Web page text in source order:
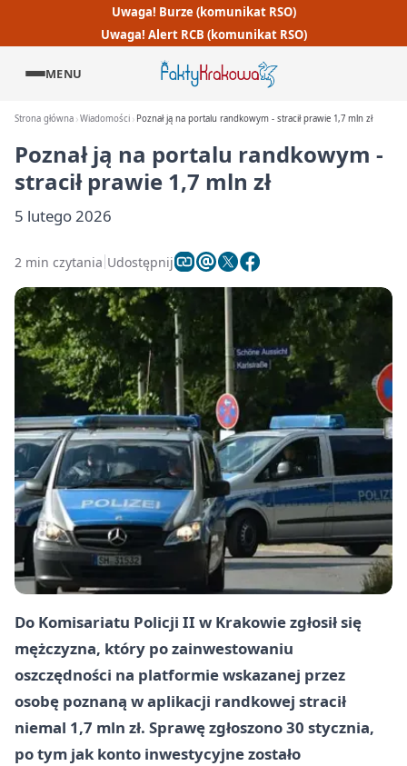
Uwaga! Burze (komunikat RSO)
Uwaga! Alert RCB (komunikat RSO)
MENU
Strona główna Wiadomości Poznał ją na portalu randkowym - stracił prawie 1,7 mln zł
Poznał ją na portalu randkowym -
stracił prawie 1,7 mln zł
5 lutego 2026
2 min czytania Udostępnij
Do Komisariatu Policji II w Krakowie zgłosił się
mężczyzna, który po zainwestowaniu
oszczędności na platformie wskazanej przez
osobę poznaną w aplikacji randkowej stracił
niemal 1,7 mln zł. Sprawę zgłoszono 30 stycznia,
po tym jak konto inwestycyjne zostało